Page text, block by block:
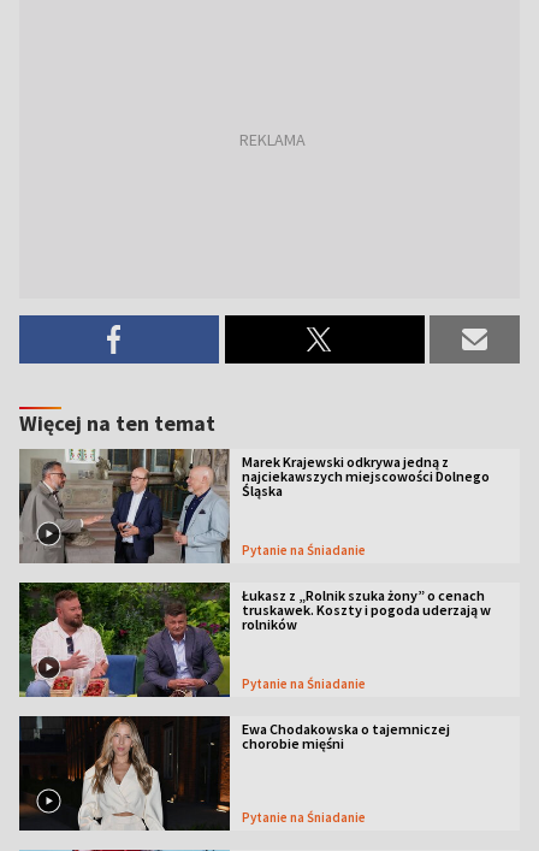
Więcej na ten temat
Marek Krajewski odkrywa jedną z
najciekawszych miejscowości Dolnego
Śląska
Pytanie na Śniadanie
Łukasz z „Rolnik szuka żony” o cenach
truskawek. Koszty i pogoda uderzają w
rolników
Pytanie na Śniadanie
Ewa Chodakowska o tajemniczej
chorobie mięśni
Pytanie na Śniadanie